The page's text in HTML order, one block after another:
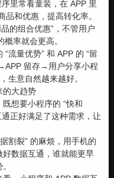
里常看童装，在 APP 里
品和优惠，提高转化率。
的组合优惠”，不管用户
率就会更高。
流量优势” 和 APP 的 “留
留存→用户分享小程
生意自然越来越好。
的大趋势
想要小程序的 “快和
正好满足了这种需求，让
割裂” 的麻烦，用手机的
数据互通，谁就能更早